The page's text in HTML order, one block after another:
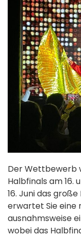
Der Wettbewerb
Halbfinals am 16.
16. Juni das
erwartet Sie eine
ausnahmsweise
wobei das